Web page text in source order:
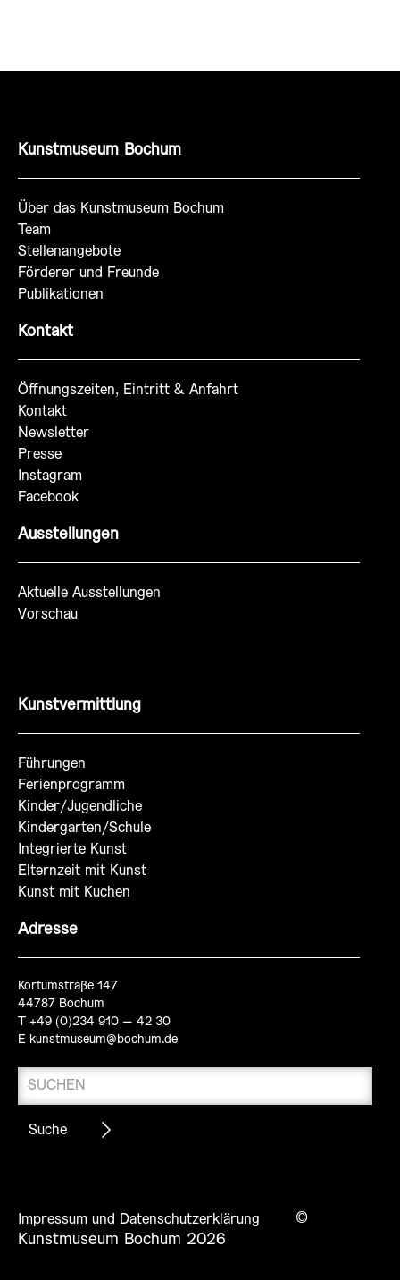
Kunstmuseum Bochum
Über das Kunstmuseum Bochum
Team
Stellenangebote
Förderer und Freunde
Publikationen
Kontakt
Öffnungszeiten, Eintritt & Anfahrt
Kontakt
Newsletter
Presse
Instagram
Facebook
Ausstellungen
Aktuelle Ausstellungen
Vorschau
Kunstvermittlung
Führungen
Ferienprogramm
Kinder/Jugendliche
Kindergarten/Schule
Integrierte Kunst
Elternzeit mit Kunst
Kunst mit Kuchen
Adresse
Kortumstraße 147
44787 Bochum
T +49 (0)234 910 – 42 30
E kunstmuseum@bochum.de
Impressum und Datenschutzerklärung
©
Kunstmuseum Bochum 2026